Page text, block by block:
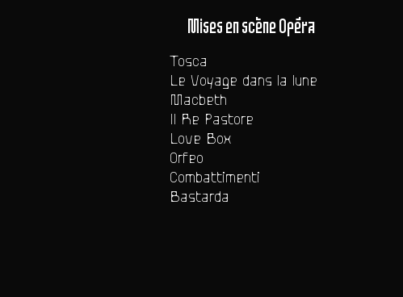
Mises en scène Opéra
Tosca
Le Voyage dans la lune
Macbeth
Il Re Pastore
Love Box
Orfeo
Combattimenti
Bastarda